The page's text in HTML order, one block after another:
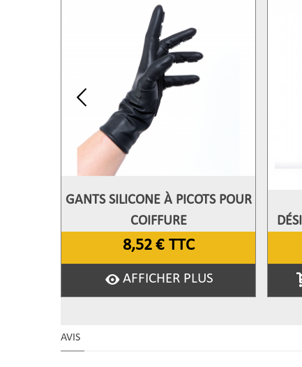
Afficher Plus
GANTS SILICONE À PICOTS POUR
COIFFURE
8,52 € TTC
AFFICHER PLUS
AVIS